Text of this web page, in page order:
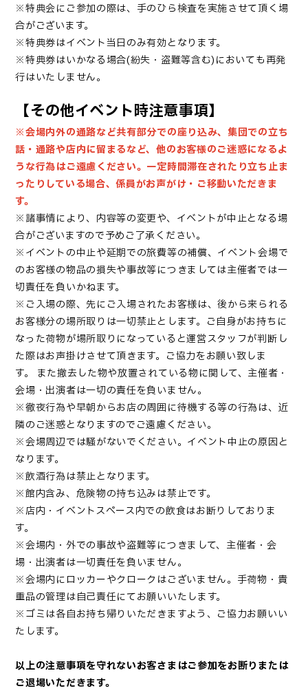
※特典会にご参加の際は、手のひら検査を実施させて頂く場
合がございます。
※特典券はイベント当日のみ有効となります。
※特典券はいかなる場合(紛失・盗難等含む)においても再発
行はいたしません。
【その他イベント時注意事項】
※会場内外の通路など共有部分での座り込み、集団での立ち
話・通路や店内に留まるなど、他のお客様のご迷惑になるよ
うな行為はご遠慮ください。一定時間滞在されたり立ち止ま
ったりしている場合、係員がお声がけ・ご移動いただきま
す。
※諸事情により、内容等の変更や、イベントが中止となる場
合がございますので予めご了承ください。
※イベントの中止や延期での旅費等の補償、イベント会場で
のお客様の物品の損失や事故等につきましては主催者では一
切責任を負いかねます。
※ご入場の際、先にご入場されたお客様は、後から来られる
お客様分の場所取りは一切禁止とします。ご自身がお持ちに
なった荷物が場所取りになっていると運営スタッフが判断し
た際はお声掛けさせて頂きます。ご協力をお願い致しま
す。
また撤去した物や放置されている物に関して、主催者・
会場・出演者は一切の責任を負いません。
※徹夜行為や早朝からお店の周囲に待機する等の行為は、近
隣のご迷惑となりますのでご遠慮ください。
※会場周辺では騒がないでください。イベント中止の原因と
なります。
※飲酒行為は禁止となります。
※館内含み、危険物の持ち込みは禁止です。
※店内・イベントスペース内での飲食はお断りしておりま
す。
※会場内・外での事故や盗難等につきまして、主催者・会
場・出演者は一切責任を負いません。
※会場内にロッカーやクロークはございません。手荷物・貴
重品の管理は自己責任にてお願いいたします。
※ゴミは各自お持ち帰りいただきますよう、ご協力お願いい
たします。
以上の注意事項を守れないお客さまはご参加をお断りまたは
ご退場いただきます。